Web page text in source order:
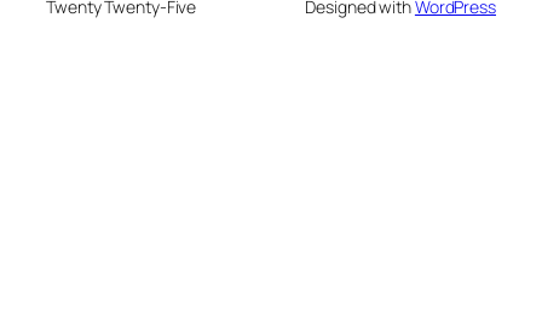
Twenty Twenty-Five Designed withWordPress